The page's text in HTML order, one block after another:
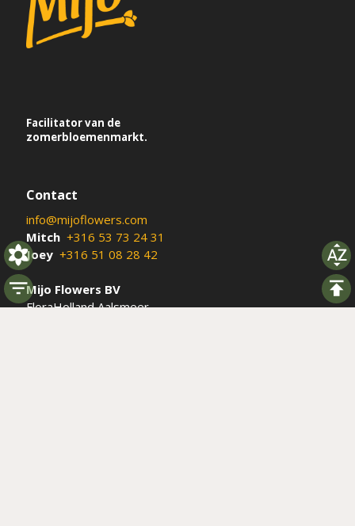
Facilitator van de
zomerbloemenmarkt.
Contact
info@mijoflowers.com
Mitch +316 53 73 24 31
Joey +316 51 08 28 42
Mijo Flowers BV
FloraHolland Aalsmeer